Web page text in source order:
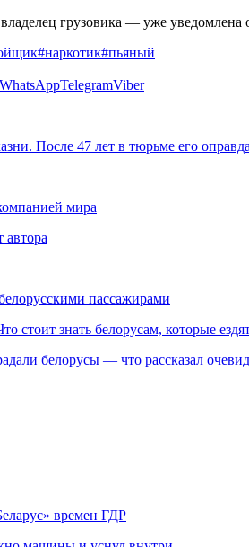
грузовика — уже
#наркотик#пьяный
WhatsAppTelegramViber
После 47 лет в тюрьме его
мира
автора
пассажирами
стоит знать белорусам, которые
белорусы — что рассказал
времен ГДР